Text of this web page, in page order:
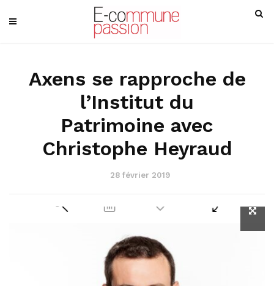
Axens se rapproche de
l’Institut du
Patrimoine avec
Christophe Heyraud
28 février 2019